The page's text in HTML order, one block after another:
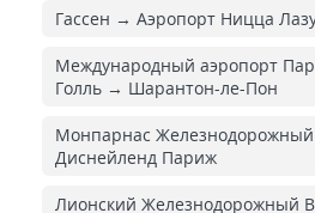
Гассен → Аэропорт Ницца
Международный аэропорт
Голль → Шарантон-ле-Пон
Монпарнас
Диснейленд Париж
Лионский Железнодорожный